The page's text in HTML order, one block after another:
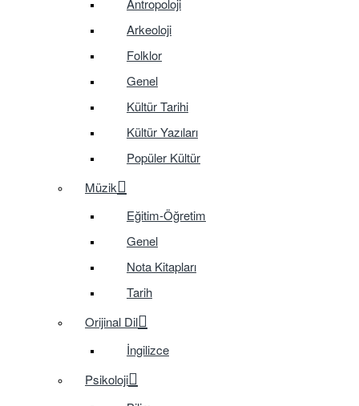
Arkeoloji
Folklor
Genel
Kültür Tarihi
Kültür Yazıları
Popüler Kültür
Müzik
Eğitim-Öğretim
Genel
Nota Kitapları
Tarih
Orijinal Dil
İngilizce
Psikoloji